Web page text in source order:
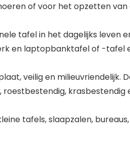
of voor het opzetten van
tafel in het dagelijks leven
en laptopbanktafel of -tafel
veilig en milieuvriendelijk.
tafels, slaapzalen,